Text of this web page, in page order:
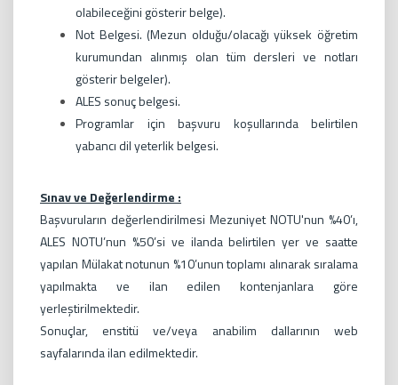
olabileceğini gösterir belge).
Not Belgesi. (Mezun olduğu/olacağı yüksek öğretim
kurumundan alınmış olan tüm dersleri ve notları
gösterir belgeler).
ALES sonuç belgesi.
Programlar için başvuru koşullarında belirtilen
yabancı dil yeterlik belgesi.
Sınav ve Değerlendirme :
Başvuruların değerlendirilmesi Mezuniyet NOTU'nun %40’ı,
ALES NOTU’nun %50’si ve ilanda belirtilen yer ve saatte
yapılan Mülakat notunun %10’unun toplamı alınarak sıralama
yapılmakta ve ilan edilen kontenjanlara göre
yerleştirilmektedir.
Sonuçlar, enstitü ve/veya anabilim dallarının web
sayfalarında ilan edilmektedir.